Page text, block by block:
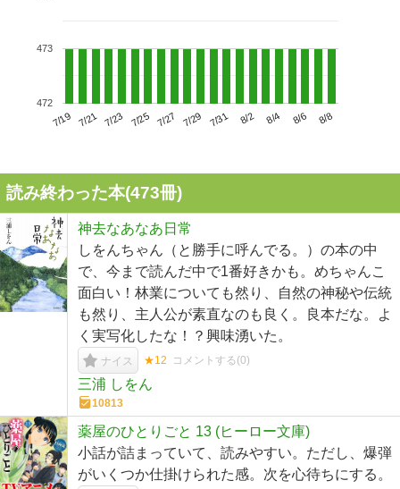
7/19 7/21 7/23 7/25 7/27 7/29 7/31 8/2 8/4 8/6 8/8
472
473
読み終わった本(473冊)
神去なあなあ日常
しをんちゃん（と勝手に呼んでる。）の本の中
で、今まで読んだ中で1番好きかも。めちゃんこ
面白い！林業についても然り、自然の神秘や伝統
も然り、主人公が素直なのも良く。良本だな。よ
く実写化したな！？興味湧いた。
ナイス ★12 コメントする(0)
三浦 しをん
10813
薬屋のひとりごと 13 (ヒーロー文庫)
小話が詰まっていて、読みやすい。ただし、爆弾
がいくつか仕掛けられた感。次を心待ちにする。